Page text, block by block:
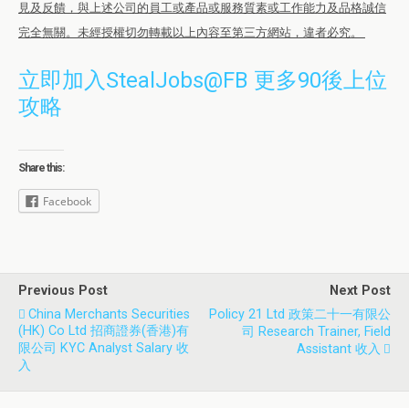
見及反饋，與上述公司的員工或產品或服務質素或工作能力及品格誠信
完全無關。未經授權切勿轉載以上內容至第三方網站，違者必究。
立即加入StealJobs@FB 更多90後上位
攻略
Share this:
Facebook
Previous Post
China Merchants Securities
(HK) Co Ltd 招商證券(香港)有
限公司 KYC Analyst Salary 收
入
Next Post
Policy 21 Ltd 政策二十一有限公
司 Research Trainer, Field
Assistant 收入